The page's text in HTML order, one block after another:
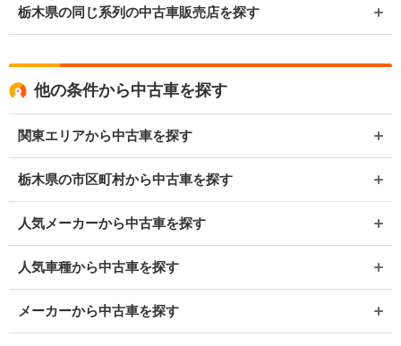
栃木県の同じ系列の中古車販売店を探す
他の条件から中古車を探す
関東エリアから中古車を探す
栃木県の市区町村から中古車を探す
人気メーカーから中古車を探す
人気車種から中古車を探す
メーカーから中古車を探す